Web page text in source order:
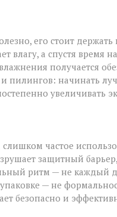
его стоит
влагу, а спустя время
получается
пилингов: начинать
увеличивать
частое
защитный барьер,
ритм — не каждый
— не
безопасно и